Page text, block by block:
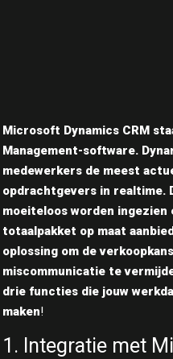
Microsoft Dynamics CRM
Management-software.
medewerkers de meest
opdrachtgevers in realtime.
moeiteloos worden ingezien
totaalpakket op maat
oplossing om de
miscommunicatie te
drie functies die jouw
maken!
1. Integratie met